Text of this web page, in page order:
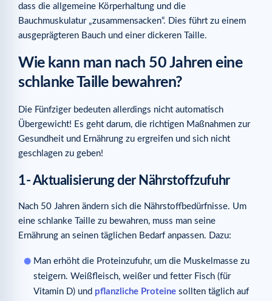
dass die allgemeine Körperhaltung und die
Bauchmuskulatur „zusammensacken“. Dies führt zu einem
ausgeprägteren Bauch und einer dickeren Taille.
Wie kann man nach 50 Jahren eine
schlanke Taille bewahren?
Die Fünfziger bedeuten allerdings nicht automatisch
Übergewicht! Es geht darum, die richtigen Maßnahmen zur
Gesundheit und Ernährung zu ergreifen und sich nicht
geschlagen zu geben!
1- Aktualisierung der Nährstoffzufuhr
Nach 50 Jahren ändern sich die Nährstoffbedürfnisse. Um
eine schlanke Taille zu bewahren, muss man seine
Ernährung an seinen täglichen Bedarf anpassen. Dazu:
Man erhöht die Proteinzufuhr, um die Muskelmasse zu
steigern. Weißfleisch, weißer und fetter Fisch (für
Vitamin D) und pflanzliche Proteine sollten täglich auf